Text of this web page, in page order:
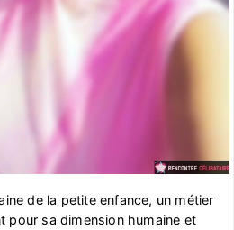
de la petite enfance, un métier
pour sa dimension humaine et